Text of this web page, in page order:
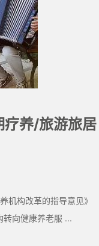
疗养/旅游旅居
机构改革的指导意见》
转向健康养老服 ...